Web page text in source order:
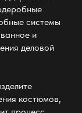
системы
и
деловой
костюмов,